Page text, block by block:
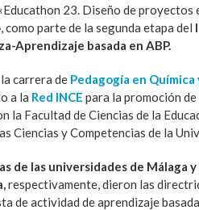
23. Diseño de proyectos
parte de la segunda etapa del
Aprendizaje basada en ABP.
carrera de Pedagogía en Química
a la Red INCE para la promoción
la Facultad de Ciencias de la
Ciencias y Competencias de la
de las universidades de Málaga
respectivamente, dieron las
de actividad de aprendizaje